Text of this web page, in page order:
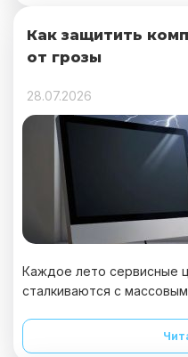
Как защитить
от грозы
28.07.2026
Каждое лето сервисные
сталкиваются с